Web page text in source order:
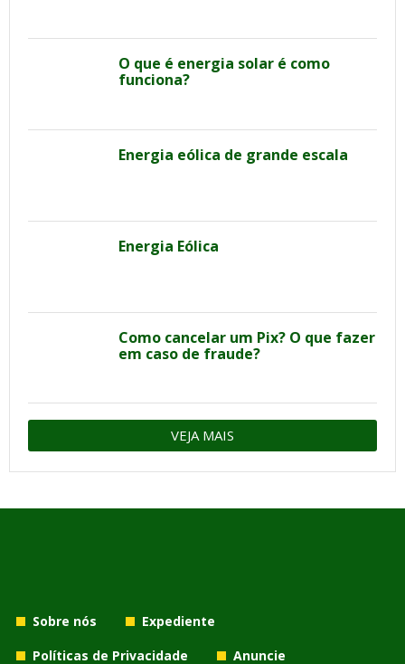
O que é energia solar é como
funciona?
Energia eólica de grande escala
Energia Eólica
Como cancelar um Pix? O que fazer
em caso de fraude?
VEJA MAIS
Sobre nós
Expediente
Políticas de Privacidade
Anuncie